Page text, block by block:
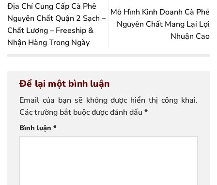
Địa Chỉ Cung Cấp Cà Phê
Nguyên Chất Quận 2 Sạch –
Chất Lượng – Freeship &
Nhận Hàng Trong Ngày
Mô Hình Kinh Doanh Cà Phê
Nguyên Chất Mang Lại Lợi
Nhuận Cao
Để lại một bình luận
Email của bạn sẽ không được hiển thị công khai.
Các trường bắt buộc được đánh dấu *
Bình luận *